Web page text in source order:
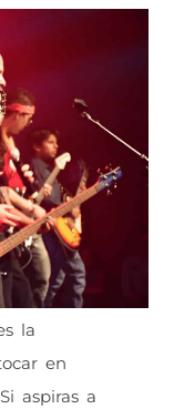
la
en
aspiras a